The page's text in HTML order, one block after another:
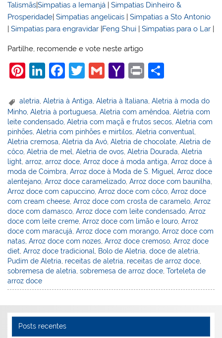
Talismãs|Simpatias a Iemanjá |Simpatias Dinheiro &
Prosperidade |Simpatias angelicais |Simpatias a Sto Antonio
|Simpatias para engravidar Feng Shui |Simpatias para o Lar
Partilhe, recomende e vote neste artigo
Pi
er
e
st
Li
k
e
dI
n
F
c
e
b
o
o
k
T
itt
er
G
ai
l
Y
h
o
o
M
ai
l
Pr
t
ar
e
aletria ,Aletria à Antiga ,Aletria à Italiana ,Aletria à moda do
Minho ,Aletria à portuguesa ,Aletria com amêndoa ,Aletria com
leite condensado ,Aletria com maçã e frutos secos ,Aletria com
pinhões ,Aletria com pinhões e mirtilos ,Aletria conventual
Aletria cremosa ,Aletria da Avó ,Aletria de chocolate ,Aletria de
côco ,Aletria de mel ,Aletria de ovos ,Aletria Dourada ,Aletria
light ,arroz ,arroz doce ,Arroz doce á moda antiga ,Arroz doce á
moda de Coimbra ,Arroz doce à Moda de S. Miguel ,Arroz doce
alentejano ,Arroz doce caramelizado ,Arroz doce com baunilha
Arroz doce com capuccino ,Arroz doce com côco ,Arroz doce
com cream cheese ,Arroz doce com crosta de caramelo ,Arroz
doce com damasco ,Arroz doce com leite condensado ,Arroz
doce com leite creme ,Arroz doce com limão e louro ,Arroz
doce com maracujá ,Arroz doce com morango ,Arroz doce com
natas ,Arroz doce com nozes ,Arroz doce cremoso ,Arroz doce
diet ,Arroz doce tradicional Bolo de Aletria ,doce de aletria
Pudim de Aletria receitas de aletria receitas de arroz doce
sobremesa de aletria ,sobremesa de arroz doce ,Torteleta de
arroz doce
Posts recentes